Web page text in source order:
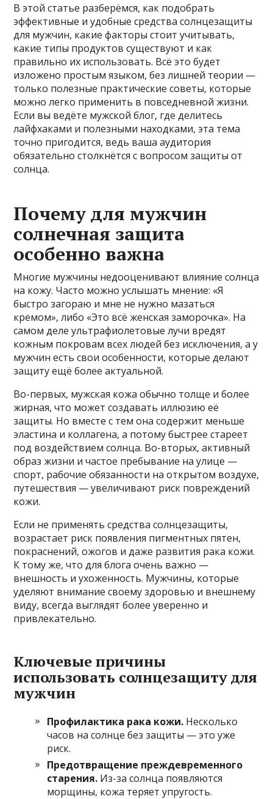
В этой статье разберёмся, как подобрать
эффективные и удобные средства солнцезащиты
для мужчин, какие факторы стоит учитывать,
какие типы продуктов существуют и как
правильно их использовать. Всё это будет
изложено простым языком, без лишней теории —
только полезные практические советы, которые
можно легко применить в повседневной жизни.
Если вы ведёте мужской блог, где делитесь
лайфхаками и полезными находками, эта тема
точно пригодится, ведь ваша аудитория
обязательно столкнётся с вопросом защиты от
солнца.
Почему для мужчин
солнечная защита
особенно важна
Многие мужчины недооценивают влияние солнца
на кожу. Часто можно услышать мнение: «Я
быстро загораю и мне не нужно мазаться
кремом», либо «Это всё женская заморочка». На
самом деле ультрафиолетовые лучи вредят
кожным покровам всех людей без исключения, а у
мужчин есть свои особенности, которые делают
защиту ещё более актуальной.
Во-первых, мужская кожа обычно толще и более
жирная, что может создавать иллюзию её
защиты. Но вместе с тем она содержит меньше
эластина и коллагена, а потому быстрее стареет
под воздействием солнца. Во-вторых, активный
образ жизни и частое пребывание на улице —
спорт, рабочие обязанности на открытом воздухе,
путешествия — увеличивают риск повреждений
кожи.
Если не применять средства солнцезащиты,
возрастает риск появления пигментных пятен,
покраснений, ожогов и даже развития рака кожи.
К тому же, что для блога очень важно —
внешность и ухоженность. Мужчины, которые
уделяют внимание своему здоровью и внешнему
виду, всегда выглядят более уверенно и
привлекательно.
Ключевые причины
использовать солнцезащиту для
мужчин
Профилактика рака кожи. Несколько
часов на солнце без защиты — это уже
риск.
Предотвращение преждевременного
старения. Из-за солнца появляются
морщины, кожа теряет упругость.